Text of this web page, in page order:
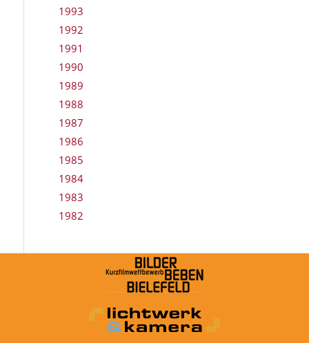
1993
1992
1991
1990
1989
1988
1987
1986
1985
1984
1983
1982